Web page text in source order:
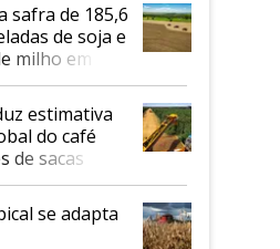
safra de 185,6
de soja e
milho em
estimativa
do café
de sacas
se adapta